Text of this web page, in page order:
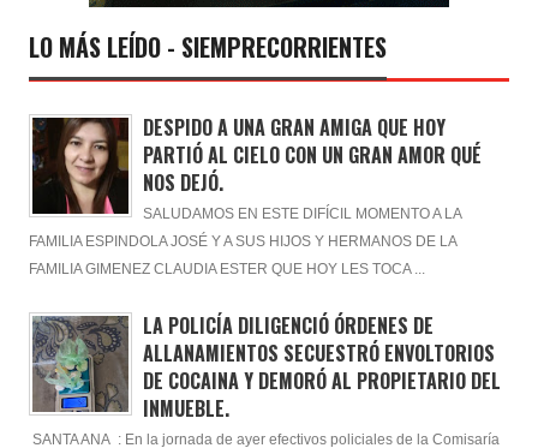
LO MÁS LEÍDO - SIEMPRECORRIENTES
DESPIDO A UNA GRAN AMIGA QUE HOY
PARTIÓ AL CIELO CON UN GRAN AMOR QUÉ
NOS DEJÓ.
SALUDAMOS EN ESTE DIFÍCIL MOMENTO A LA
FAMILIA ESPINDOLA JOSÉ Y A SUS HIJOS Y HERMANOS DE LA
FAMILIA GIMENEZ CLAUDIA ESTER QUE HOY LES TOCA ...
LA POLICÍA DILIGENCIÓ ÓRDENES DE
ALLANAMIENTOS SECUESTRÓ ENVOLTORIOS
DE COCAINA Y DEMORÓ AL PROPIETARIO DEL
INMUEBLE.
SANTA ANA : En la jornada de ayer efectivos policiales de la Comisaría